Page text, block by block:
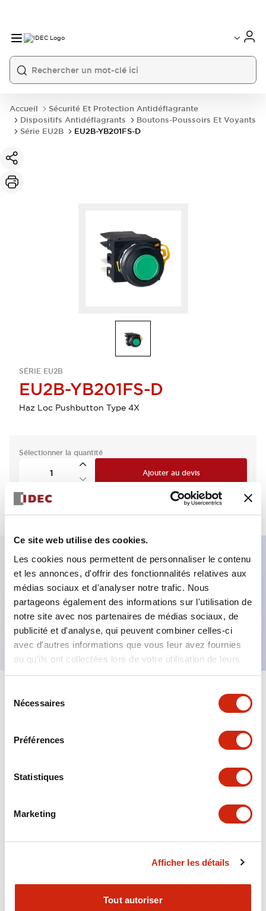
Ce site web utilise des cookies.
Les cookies nous permettent de personnaliser le contenu
et les annonces, d'offrir des fonctionnalités relatives aux
médias sociaux et d'analyser notre trafic. Nous
partageons également des informations sur l'utilisation de
notre site avec nos partenaires de médias sociaux, de
publicité et d'analyse, qui peuvent combiner celles-ci
avec d'autres informations que vous leur avez fournies
ou qu'ils ont collectées lors de votre utilisation de leurs
services.
Nécessaires
Préférences
Statistiques
Marketing
Afficher les détails
Tout autoriser
Accueil
Sécurité Et Protection Antidéflagrante
Dispositifs Antidéflagrants
Boutons-Poussoirs Et Voyants
Série EU2B
EU2B-YB201FS-D
SÉRIE EU2B
EU2B-YB201FS-D
Haz Loc Pushbutton Type 4X
Sélectionner la quantité
Ajouter au devis
Caractéristiques clés
Bouton-poussoir allongé, contact 1NF, borne à vis
sécurisée pour les doigts, bouton bleu
Spécifications Tout développer+